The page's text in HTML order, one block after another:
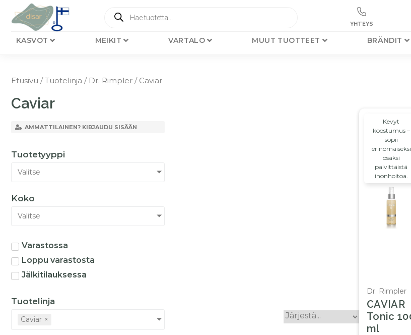
YHTEYS
KASVOT MEIKIT VARTALO MUUT TUOTTEET BRÄNDIT
Etusivu / Tuotelinja / Dr. Rimpler / Caviar
Caviar
AMMATTILAINEN? KIRJAUDU SISÄÄN
Tuotetyyppi
Valitse
Koko
Valitse
Varastossa
Loppu varastosta
Jälkitilauksessa
Tuotelinja
Caviar ×
Kevyt
koostumus –
sopii
erinomaiseksi
osaksi
päivittäistä
ihonhoitoa.
Dr. Rimpler
CAVIAR
Tonic
ml